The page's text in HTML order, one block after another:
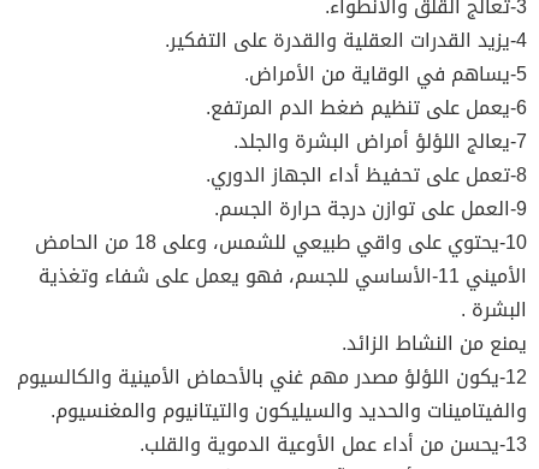
4-يزيد القدرات العقلية والقدرة على التفكير.
5-يساهم في الوقاية من الأمراض.
6-يعمل على تنظيم ضغط الدم المرتفع.
7-يعالج اللؤلؤ أمراض البشرة والجلد.
8-تعمل على تحفيظ أداء الجهاز الدوري.
9-العمل على توازن درجة حرارة الجسم.
10-يحتوي على واقي طبيعي للشمس، وعلى 18 من الحامض
الأميني 11-الأساسي للجسم، فهو يعمل على شفاء وتغذية
البشرة .
يمنع من النشاط الزائد.
12-يكون اللؤلؤ مصدر مهم غني بالأحماض الأمينية والكالسيوم
والفيتامينات والحديد والسيليكون والتيتانيوم والمغنسيوم.
13-يحسن من أداء عمل الأوعية الدموية والقلب.